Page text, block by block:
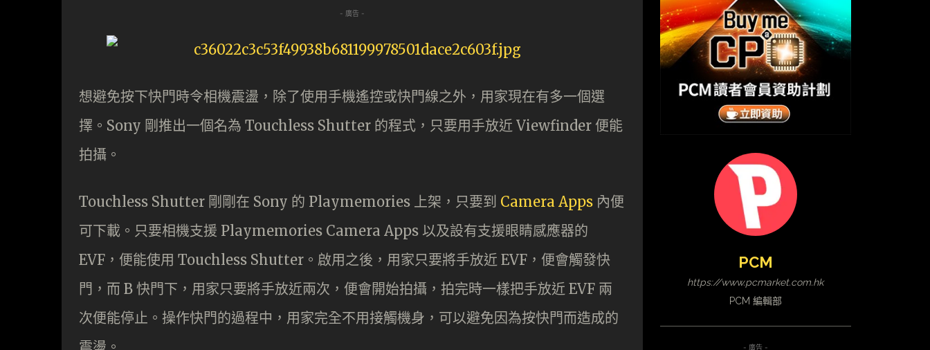
- 廣告 -
想避免按下快門時令相機震盪，除了使用手機遙控或快門線之外，用家現在有多一個選
擇。Sony 剛推出一個名為 Touchless Shutter 的程式，只要用手放近 Viewfinder 便能
拍攝。
Touchless Shutter 剛剛在 Sony 的 Playmemories 上架，只要到 Camera Apps 內便
可下載。只要相機支援 Playmemories Camera Apps 以及設有支援眼睛感應器的
EVF，便能使用 Touchless Shutter。啟用之後，用家只要將手放近 EVF，便會觸發快
門，而 B 快門下，用家只要將手放近兩次，便會開始拍攝，拍完時一樣把手放近 EVF 兩
次便能停止。操作快門的過程中，用家完全不用接觸機身，可以避免因為按快門而造成的
PCM
https://www.pcmarket.com.hk
PCM 編輯部
- 廣告 -